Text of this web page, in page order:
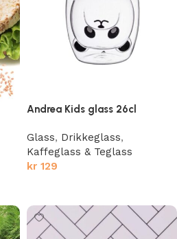
Andrea Kids glass 26cl
Glass, Drikkeglass,
Kaffeglass & Teglass
kr 129